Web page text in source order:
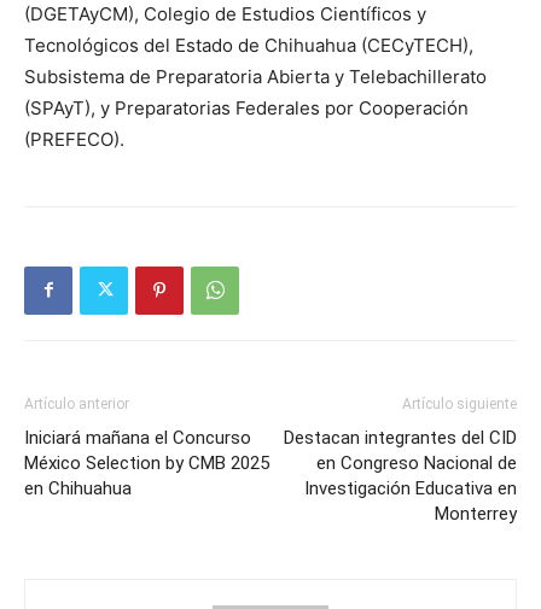
(DGETAyCM), Colegio de Estudios Científicos y
Tecnológicos del Estado de Chihuahua (CECyTECH),
Subsistema de Preparatoria Abierta y Telebachillerato
(SPAyT), y Preparatorias Federales por Cooperación
(PREFECO).
Artículo anterior
Iniciará mañana el Concurso
México Selection by CMB 2025
en Chihuahua
Artículo siguiente
Destacan integrantes del CID
en Congreso Nacional de
Investigación Educativa en
Monterrey